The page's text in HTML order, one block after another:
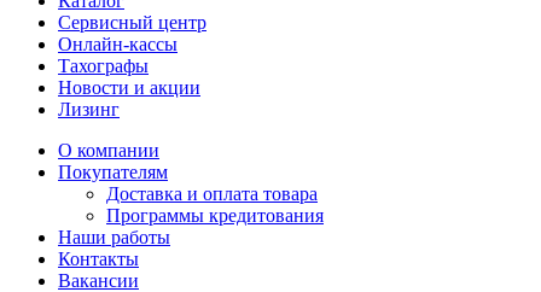
Сервисный центр
Онлайн-кассы
Тахографы
Новости и акции
Лизинг
О компании
Покупателям
Доставка и оплата товара
Программы кредитования
Наши работы
Контакты
Вакансии